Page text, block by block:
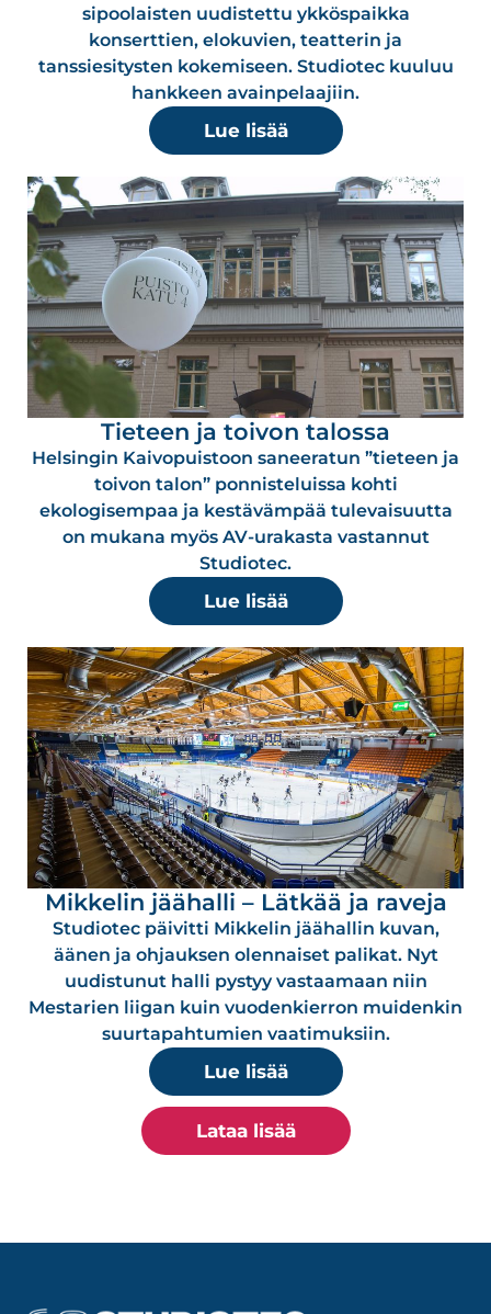
sipoolaisten uudistettu ykköspaikka
konserttien, elokuvien, teatterin ja
tanssiesitysten kokemiseen. Studiotec kuuluu
hankkeen avainpelaajiin.
Lue lisää
Tieteen ja toivon talossa
Helsingin Kaivopuistoon saneeratun ”tieteen ja
toivon talon” ponnisteluissa kohti
ekologisempaa ja kestävämpää tulevaisuutta
on mukana myös AV-urakasta vastannut
Studiotec.
Lue lisää
Mikkelin jäähalli – Lätkää ja raveja
Studiotec päivitti Mikkelin jäähallin kuvan,
äänen ja ohjauksen olennaiset palikat. Nyt
uudistunut halli pystyy vastaamaan niin
Mestarien liigan kuin vuodenkierron muidenkin
suurtapahtumien vaatimuksiin.
Lue lisää
Lataa lisää